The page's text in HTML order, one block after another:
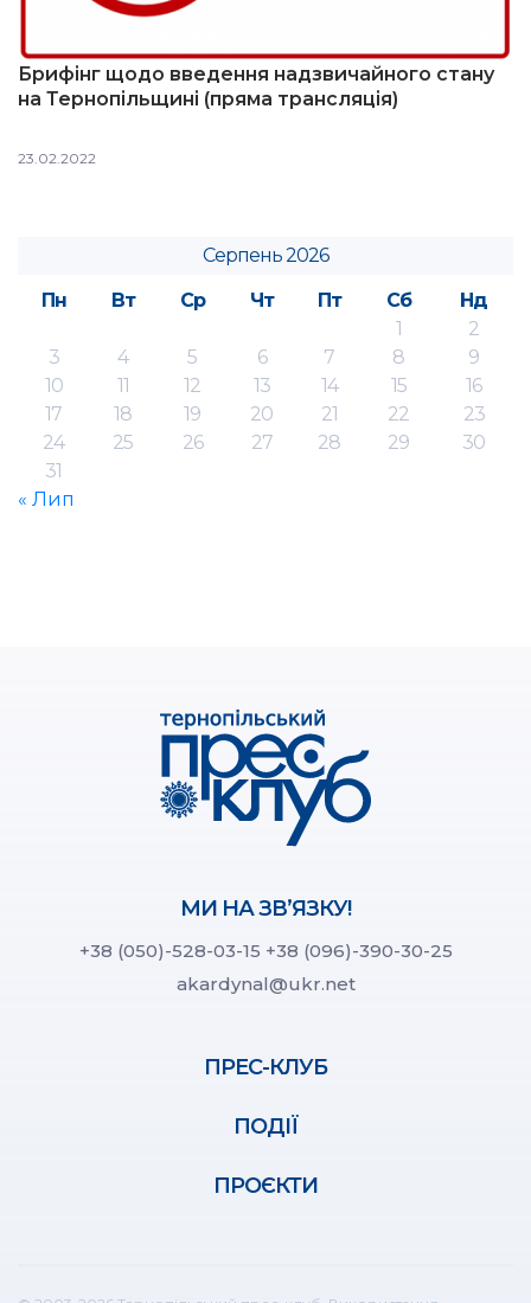
Брифінг щодо введення надзвичайного стану
на Тернопільщині (пряма трансляція)
23.02.2022
Серпень 2026
Пн
Вт Ср Чт Пт Сб
Нд
1
2
3
4 5 6 7 8
9
10
11 12 13 14 15
16
17
18 19 20 21 22
23
24
25 26 27 28 29
30
31
« Лип
МИ НА ЗВ’ЯЗКУ!
+38 (050)-528-03-15 +38 (096)-390-30-25
akardynal@ukr.net
ПРЕС-КЛУБ
ПОДІЇ
ПРОЄКТИ